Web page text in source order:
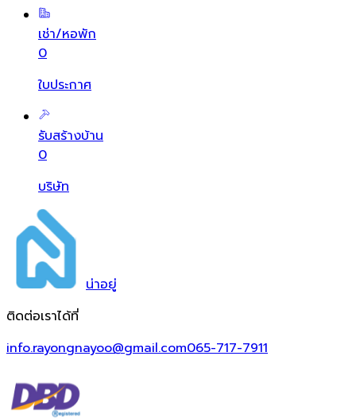
เช่า/หอพัก
0
ใบประกาศ
รับสร้างบ้าน
0
บริษัท
น่าอยู่
ติดต่อเราได้ที่
info.rayongnayoo@gmail.com065-717-7911